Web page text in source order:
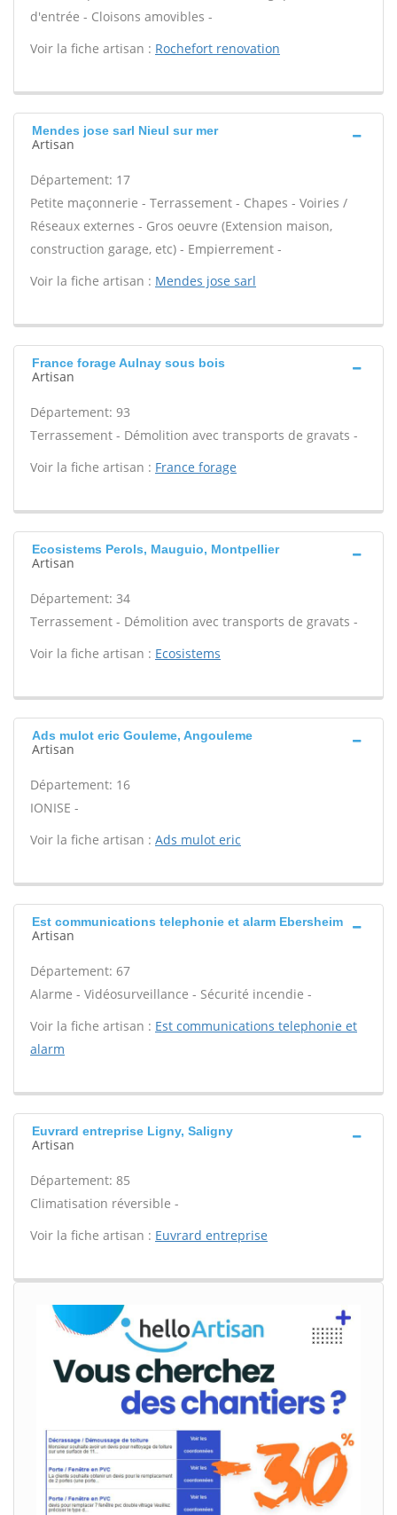
d'entrée - Cloisons amovibles -
Voir la fiche artisan : Rochefort renovation
Mendes jose sarl Nieul sur mer
Artisan
Département: 17
Petite maçonnerie - Terrassement - Chapes - Voiries /
Réseaux externes - Gros oeuvre (Extension maison,
construction garage, etc) - Empierrement -
Voir la fiche artisan : Mendes jose sarl
France forage Aulnay sous bois
Artisan
Département: 93
Terrassement - Démolition avec transports de gravats -
Voir la fiche artisan : France forage
Ecosistems Perols, Mauguio, Montpellier
Artisan
Département: 34
Terrassement - Démolition avec transports de gravats -
Voir la fiche artisan : Ecosistems
Ads mulot eric Gouleme, Angouleme
Artisan
Département: 16
IONISE -
Voir la fiche artisan : Ads mulot eric
Est communications telephonie et alarm Ebersheim
Artisan
Département: 67
Alarme - Vidéosurveillance - Sécurité incendie -
Voir la fiche artisan : Est communications telephonie et
alarm
Euvrard entreprise Ligny, Saligny
Artisan
Département: 85
Climatisation réversible -
Voir la fiche artisan : Euvrard entreprise